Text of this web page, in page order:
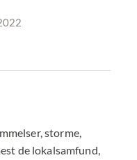
storme,
de lokalsamfund,